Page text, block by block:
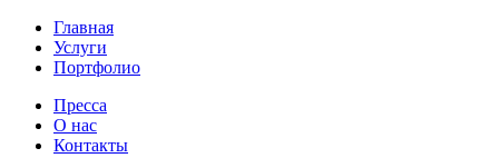
Главная
Услуги
Портфолио
Пресса
О нас
Контакты